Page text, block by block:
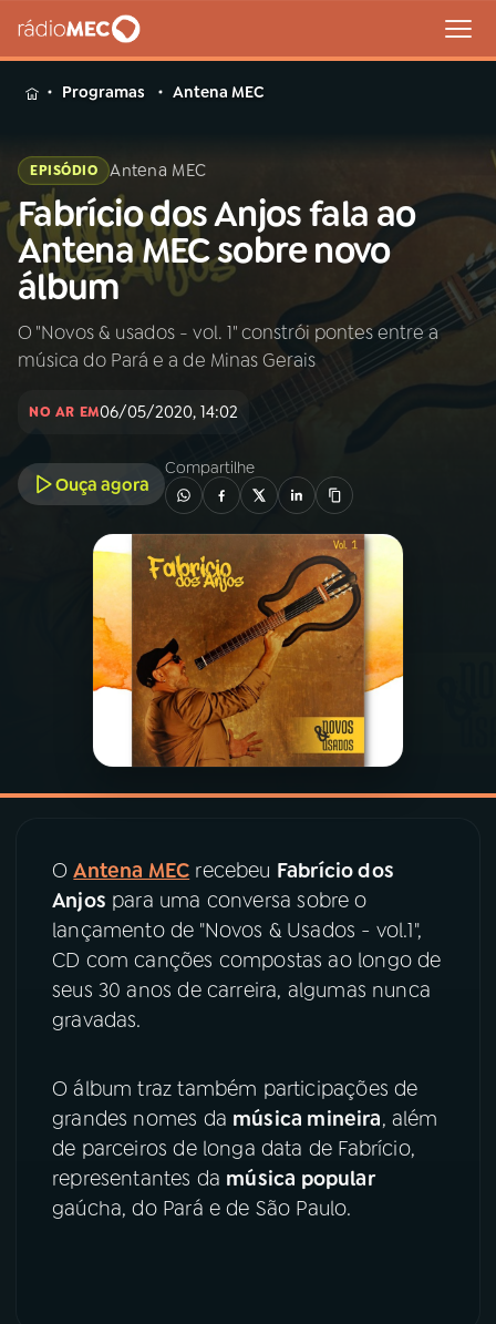
MENU
Buscar
na
Rádio
MEC
Buscar
Início AO VIVO
INÍCIO
A RÁDIO
PROGRAMAÇÃO
PROGRAMAS
PODCASTS
VIDEOCASTS
08 PRÊMIO RÁDIO MEC
ACOMPANHE A RÁDIO MEC
Instagram X
TikTok
Programas Antena MEC
EPISÓDIO Antena MEC
Fabrício dos Anjos fala ao
Antena MEC sobre novo
álbum
O "Novos & usados - vol. 1" constrói pontes entre a
música do Pará e a de Minas Gerais
NO AR EM06/05/2020, 14:02
Ouça agora
Compartilhe
OAntena MEC recebeu Fabrício dos
Anjos para uma conversa sobre o
lançamento de "Novos & Usados - vol.1",
CD com canções compostas ao longo de
seus 30 anos de carreira, algumas nunca
gravadas.
O álbum traz também participações de
grandes nomes da música mineira, além
de parceiros de longa data de Fabrício,
representantes da música popular
gaúcha, do Pará e de São Paulo.